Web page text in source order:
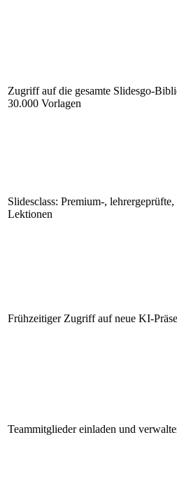
Zugriff auf die gesamte Slidesgo-
30.000 Vorlagen
Slidesclass: Premium-,
Lektionen
Frühzeitiger Zugriff auf neue KI-
Teammitglieder einladen und